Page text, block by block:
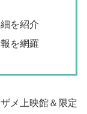
を紹介
を網羅
メ上映館＆限定